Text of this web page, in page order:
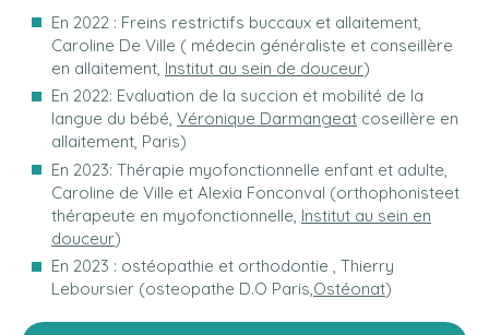
En 2022 : Freins restrictifs buccaux et allaitement,
Caroline De Ville ( médecin généraliste et conseillère
en allaitement, Institut au sein de douceur)
En 2022: Evaluation de la succion et mobilité de la
langue du bébé, Véronique Darmangeat coseillère en
allaitement, Paris)
En 2023: Thérapie myofonctionnelle enfant et adulte,
Caroline de Ville et Alexia Fonconval (orthophonisteet
thérapeute en myofonctionnelle, Institut au sein en
douceur)
En 2023 : ostéopathie et orthodontie , Thierry
Leboursier (osteopathe D.O Paris,Ostéonat)